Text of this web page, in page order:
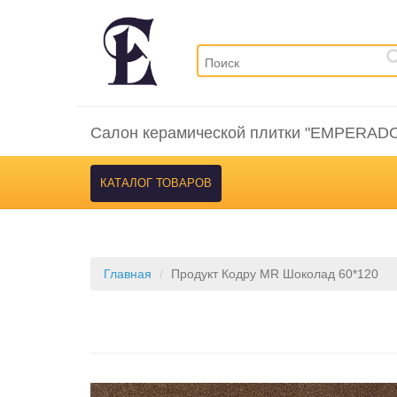
Салон керамической плитки
КАТАЛОГ ТОВАРОВ
Главная Продукт Кодру MR Шоколад 60*120